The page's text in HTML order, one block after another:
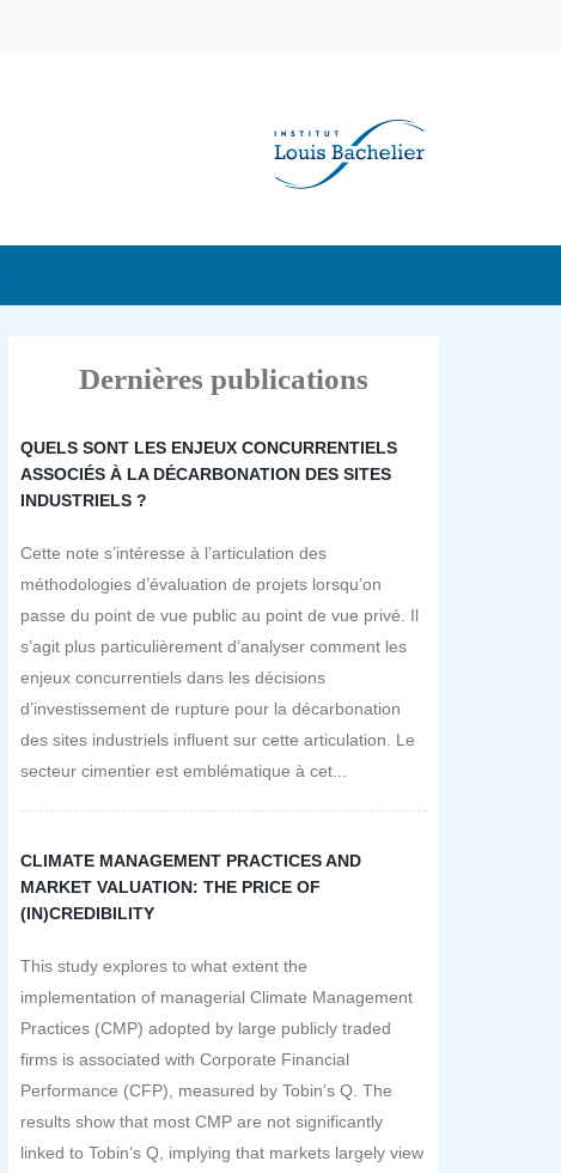
Dernières publications
QUELS SONT LES ENJEUX CONCURRENTIELS
ASSOCIÉS À LA DÉCARBONATION DES SITES
INDUSTRIELS ?
Cette note s’intéresse à l’articulation des
méthodologies d’évaluation de projets lorsqu’on
passe du point de vue public au point de vue privé. Il
s’agit plus particulièrement d’analyser comment les
enjeux concurrentiels dans les décisions
d’investissement de rupture pour la décarbonation
des sites industriels influent sur cette articulation. Le
secteur cimentier est emblématique à cet...
CLIMATE MANAGEMENT PRACTICES AND
MARKET VALUATION: THE PRICE OF
(IN)CREDIBILITY
This study explores to what extent the
implementation of managerial Climate Management
Practices (CMP) adopted by large publicly traded
firms is associated with Corporate Financial
Performance (CFP), measured by Tobin’s Q. The
results show that most CMP are not significantly
linked to Tobin’s Q, implying that markets largely view